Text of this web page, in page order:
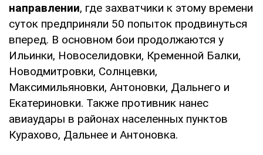
направлении, где захватчики к этому времени
суток предприняли 50 попыток продвинуться
вперед. В основном бои продолжаются у
Ильинки, Новоселидовки, Кременной Балки,
Новодмитровки, Солнцевки,
Максимильяновки, Антоновки, Дальнего и
Екатериновки. Также противник нанес
авиаудары в районах населенных пунктов
Курахово, Дальнее и Антоновка.